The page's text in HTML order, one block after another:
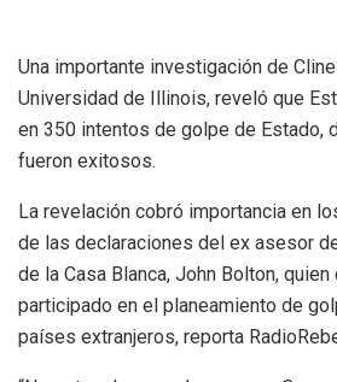
Una importante investigación de
Universidad de Illinois, reveló que
en 350 intentos de golpe de Estado,
fueron exitosos.
La revelación cobró importancia en
de las declaraciones del ex asesor
de la Casa Blanca, John Bolton,
participado en el planeamiento de
países extranjeros, reporta